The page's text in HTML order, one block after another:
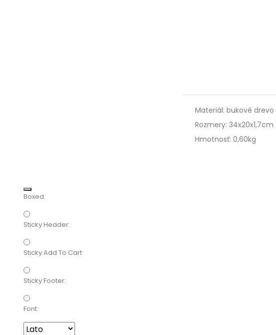
Materiál: bukové drevo
Rozmery: 34x20x1,7cm
Hmotnosť: 0,60kg
Boxed:
Sticky Header:
Sticky Add To Cart
Sticky Footer:
Font: